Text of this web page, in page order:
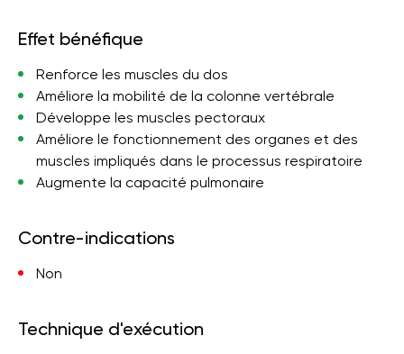
Effet bénéfique
Renforce les muscles du dos
Améliore la mobilité de la colonne vertébrale
Développe les muscles pectoraux
Améliore le fonctionnement des organes et des
muscles impliqués dans le processus respiratoire
Augmente la capacité pulmonaire
Contre-indications
Non
Technique d'exécution